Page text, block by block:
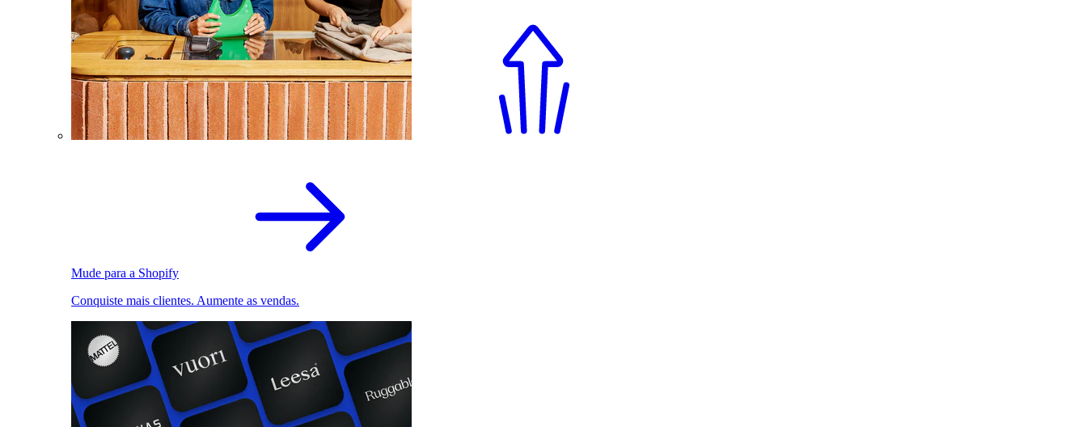
Mude para a Shopify
Conquiste mais clientes. Aumente as vendas.